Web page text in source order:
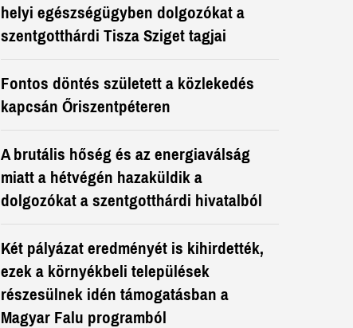
helyi egészségügyben dolgozókat a
szentgotthárdi Tisza Sziget tagjai
Fontos döntés született a közlekedés
kapcsán Őriszentpéteren
A brutális hőség és az energiaválság
miatt a hétvégén hazaküldik a
dolgozókat a szentgotthárdi hivatalból
Két pályázat eredményét is kihirdették,
ezek a környékbeli települések
részesülnek idén támogatásban a
Magyar Falu programból